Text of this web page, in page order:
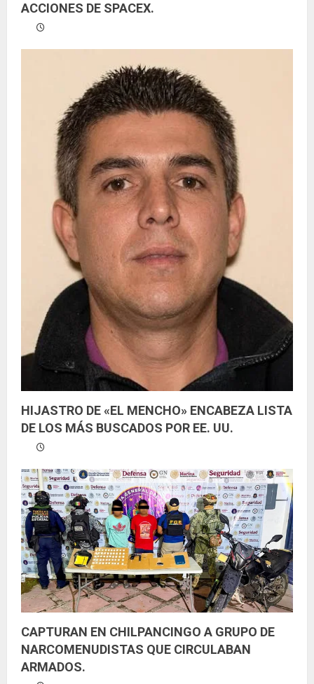
ACCIONES DE SPACEX.
HIJASTRO DE «EL MENCHO» ENCABEZA LISTA
DE LOS MÁS BUSCADOS POR EE. UU.
CAPTURAN EN CHILPANCINGO A GRUPO DE
NARCOMENUDISTAS QUE CIRCULABAN
ARMADOS.